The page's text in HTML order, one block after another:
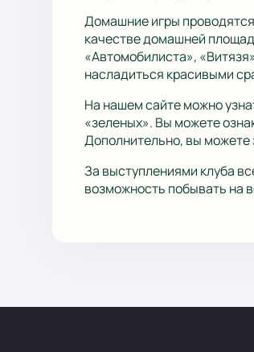
Домашние игры
качестве домашней
«Автомобилиста»,
насладиться красивыми
На нашем сайте можно
«зеленых». Вы можете
Дополнительно, вы можете
За выступлениями клуба
возможность побывать на